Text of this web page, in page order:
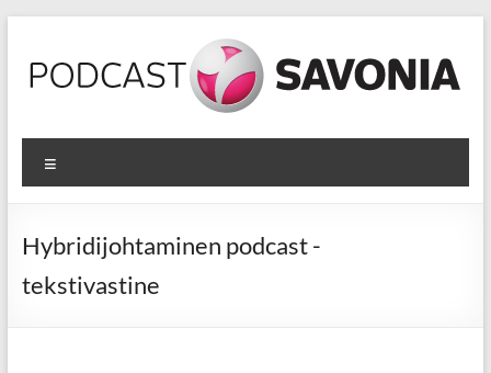
content
Podcastit
Podcasteja
opetus-
kehittämistoiminnasta
Hybridijohtaminen podcast -
tekstivastine